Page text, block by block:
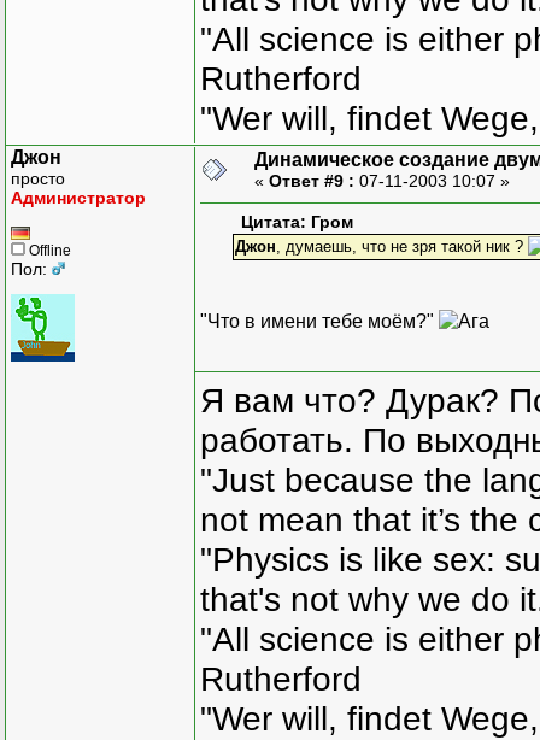
"All science is either
Rutherford
"Wer will, findet
Джон
просто
Администратор
Offline
Пол:
Динамическое создание
« Ответ #9 : 07-11-2003 10:07 »
Цитата: Гром
Джон , думаешь, что не зря такой ник ?
"Что в имени тебе моём?"
Я вам что? Дурак?
работать. По
"Just because the
not mean that it’s the
"Physics is like sex:
that's not why we do
"All science is either
Rutherford
"Wer will, findet